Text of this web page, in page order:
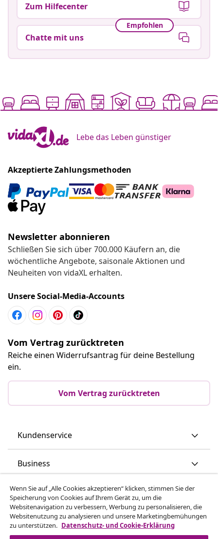
Zum Hilfecenter
Empfohlen
Chatte mit uns
Lebe das Leben günstiger
Akzeptierte Zahlungsmethoden
Newsletter abonnieren
Schließen Sie sich über 700.000 Käufern an, die
wöchentliche Angebote, saisonale Aktionen und
Neuheiten von vidaXL erhalten.
Unsere Social-Media-Accounts
Vom Vertrag zurücktreten
Reiche einen Widerrufsantrag für deine Bestellung
ein.
Vom Vertrag zurücktreten
Kundenservice
Business
vidaXL
Mehr entdecken
Wenn Sie auf „Alle Cookies akzeptieren“ klicken, stimmen Sie der
Speicherung von Cookies auf Ihrem Gerät zu, um die
Websitenavigation zu verbessern, Werbung zu personalisieren, die
Websitenutzung zu analysieren und unsere Marketingbemühungen
zu unterstützen. Datenschutz- und Cookie-Erklärung